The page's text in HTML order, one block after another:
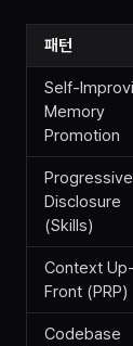
패턴
Self-
Memory
Promotion
Progressive
Disclosure
(Skills)
Context Up-
Front (PRP)
Codebase